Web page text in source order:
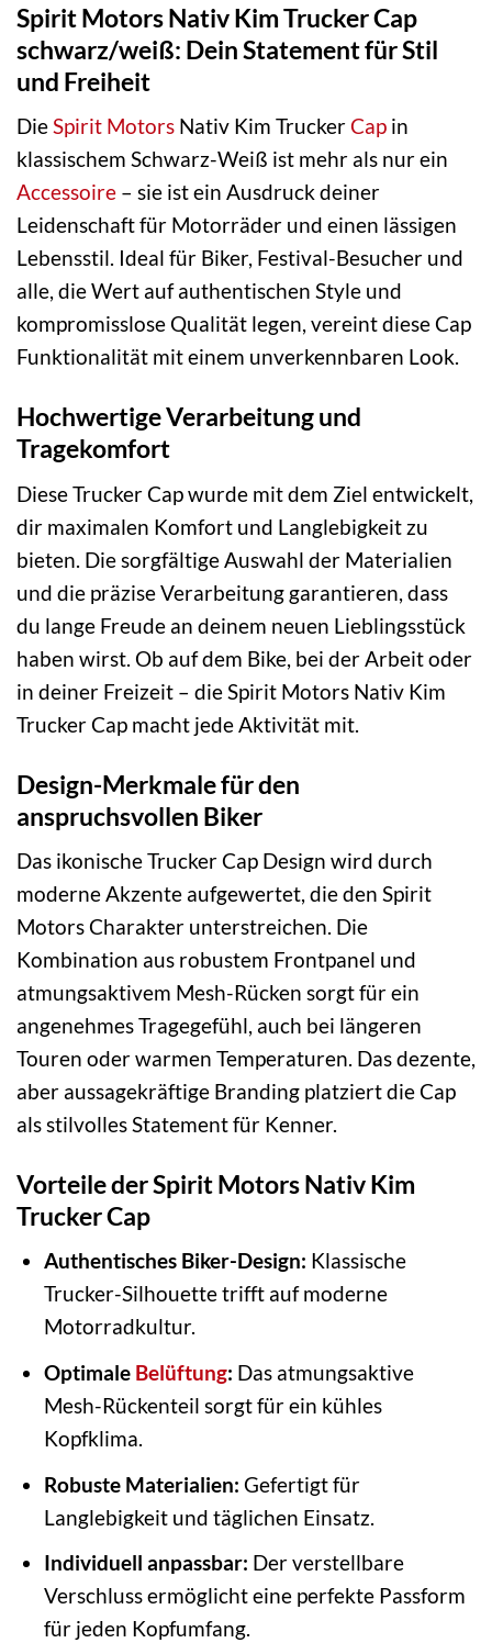
Spirit Motors Nativ Kim Trucker Cap
schwarz/weiß: Dein Statement für Stil
und Freiheit
DieSpirit Motors Nativ Kim TruckerCap in
klassischem Schwarz-Weiß ist mehr als nur ein
Accessoire – sie ist ein Ausdruck deiner
Leidenschaft für Motorräder und einen lässigen
Lebensstil. Ideal für Biker, Festival-Besucher und
alle, die Wert auf authentischen Style und
kompromisslose Qualität legen, vereint diese Cap
Funktionalität mit einem unverkennbaren Look.
Hochwertige Verarbeitung und
Tragekomfort
Diese Trucker Cap wurde mit dem Ziel entwickelt,
dir maximalen Komfort und Langlebigkeit zu
bieten. Die sorgfältige Auswahl der Materialien
und die präzise Verarbeitung garantieren, dass
du lange Freude an deinem neuen Lieblingsstück
haben wirst. Ob auf dem Bike, bei der Arbeit oder
in deiner Freizeit – die Spirit Motors Nativ Kim
Trucker Cap macht jede Aktivität mit.
Design-Merkmale für den
anspruchsvollen Biker
Das ikonische Trucker Cap Design wird durch
moderne Akzente aufgewertet, die den Spirit
Motors Charakter unterstreichen. Die
Kombination aus robustem Frontpanel und
atmungsaktivem Mesh-Rücken sorgt für ein
angenehmes Tragegefühl, auch bei längeren
Touren oder warmen Temperaturen. Das dezente,
aber aussagekräftige Branding platziert die Cap
als stilvolles Statement für Kenner.
Vorteile der Spirit Motors Nativ Kim
Trucker Cap
Authentisches Biker-Design: Klassische
Trucker-Silhouette trifft auf moderne
Motorradkultur.
Optimale Belüftung: Das atmungsaktive
Mesh-Rückenteil sorgt für ein kühles
Kopfklima.
Robuste Materialien: Gefertigt für
Langlebigkeit und täglichen Einsatz.
Individuell anpassbar: Der verstellbare
Verschluss ermöglicht eine perfekte Passform
für jeden Kopfumfang.